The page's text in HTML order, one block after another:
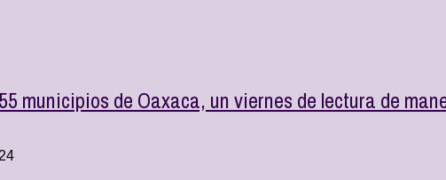
municipios de Oaxaca, un viernes de lectura de